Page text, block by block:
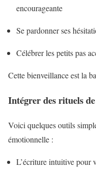
encourageante
Se pardonner ses
Célébrer les petits pas
Cette bienveillance est la
Intégrer des rituels
Voici quelques outils
émotionnelle :
L’écriture intuitive pour